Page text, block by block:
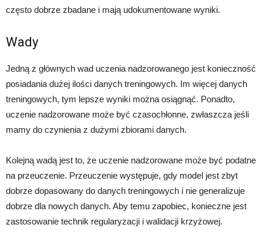
często dobrze zbadane i mają udokumentowane wyniki.
Wady
Jedną z głównych wad uczenia nadzorowanego jest konieczność
posiadania dużej ilości danych treningowych. Im więcej danych
treningowych, tym lepsze wyniki można osiągnąć. Ponadto,
uczenie nadzorowane może być czasochłonne, zwłaszcza jeśli
mamy do czynienia z dużymi zbiorami danych.
Kolejną wadą jest to, że uczenie nadzorowane może być podatne
na przeuczenie. Przeuczenie występuje, gdy model jest zbyt
dobrze dopasowany do danych treningowych i nie generalizuje
dobrze dla nowych danych. Aby temu zapobiec, konieczne jest
zastosowanie technik regularyzacji i walidacji krzyżowej.